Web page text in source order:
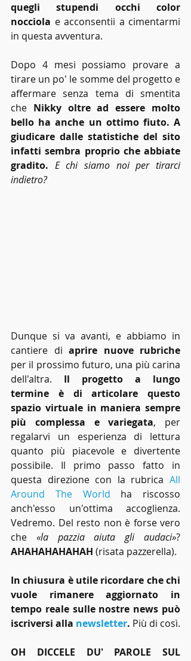
quegli stupendi occhi color
nocciola e acconsentii a cimentarmi
in questa avventura.
Dopo 4 mesi possiamo provare a
tirare un po' le somme del progetto e
affermare senza tema di smentita
che Nikky oltre ad essere molto
bello ha anche un ottimo fiuto. A
giudicare dalle statistiche del sito
infatti sembra proprio che abbiate
gradito. E chi siamo noi per tirarci
indietro?
Dunque si va avanti, e abbiamo in
cantiere di aprire nuove rubriche
per il prossimo futuro, una più carina
dell'altra. Il progetto a lungo
termine è di articolare questo
spazio virtuale in maniera sempre
più complessa e variegata, per
regalarvi un esperienza di lettura
quanto più piacevole e divertente
possibile. Il primo passo fatto in
questa direzione con la rubrica All
Around The World ha riscosso
anch'esso un'ottima accoglienza.
Vedremo. Del resto non è forse vero
che «la pazzia aiuta gli audaci»
AHAHAHAHAHAH (risata pazzerella).
In chiusura è utile ricordare che chi
vuole rimanere aggiornato in
tempo reale sulle nostre news può
iscriversi alla newsletter. Più di così.
OH DICCELE DU' PAROLE SUL